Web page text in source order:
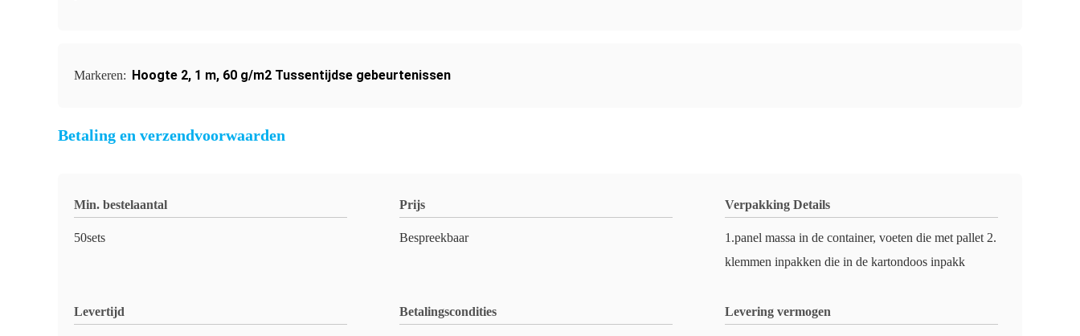
Markeren: Hoogte 2, 1 m, 60 g/m2 Tussentijdse gebeurtenissen
Betaling en verzendvoorwaarden
Min. bestelaantal
50sets
Prijs
Bespreekbaar
Verpakking Details
1.panel massa in de container, voeten die met pallet 2.
klemmen inpakken die in de kartondoos inpakk
Levertijd Betalingscondities Levering vermogen